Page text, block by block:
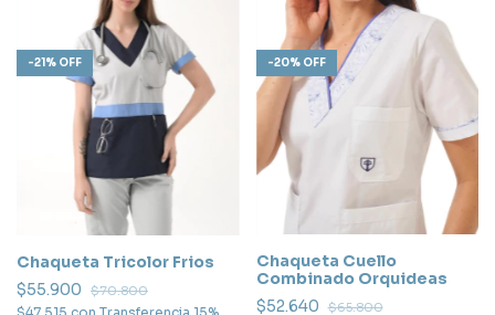
-21 % OFF
Chaqueta Tricolor Frios
$55.900
$70.800
-20% OFF
Chaqueta Cuello
Combinado Orquideas
$52.640
$65.800